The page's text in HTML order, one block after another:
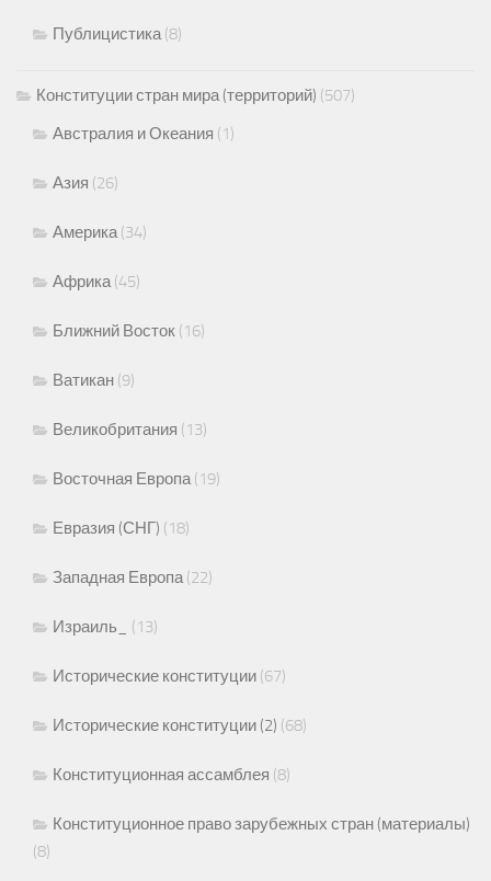
Публицистика(8)
Конституции стран мира (территорий) (507)
Австралия и Океания (1)
Азия (26)
Америка(34)
Африка(45)
Ближний Восток (16)
Ватикан (9)
Великобритания (13)
Восточная Европа(19)
Евразия (СНГ) (18)
Западная Европа(22)
Израиль_ (13)
Исторические конституции (67)
Исторические конституции (2) (68)
Конституционная ассамблея (8)
Конституционное право зарубежных стран (материалы)
(8)